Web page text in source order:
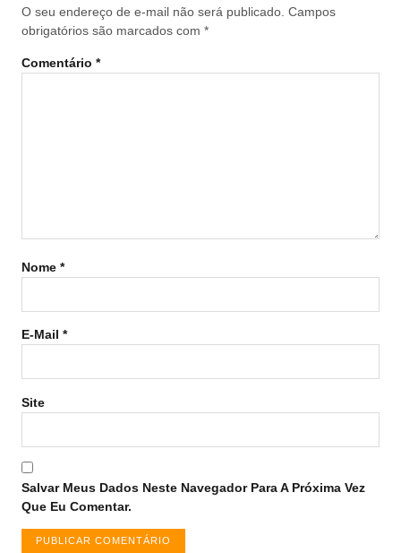
O seu endereço de e-mail não será publicado. Campos
obrigatórios são marcados com *
Comentário *
Nome *
E-Mail *
Site
Salvar Meus Dados Neste Navegador Para A Próxima Vez
Que Eu Comentar.